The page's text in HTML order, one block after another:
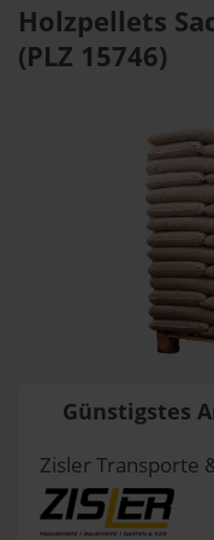
Holzpellets
(PLZ 15746)
Günstigstes
Zisler Transporte